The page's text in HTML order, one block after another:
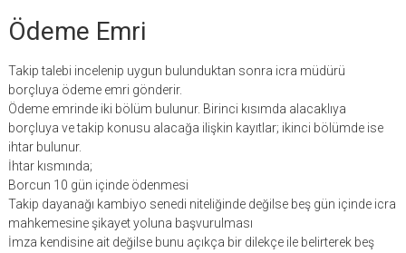
Ödeme Emri
Takip talebi incelenip uygun bulunduktan sonra icra müdürü
borçluya ödeme emri gönderir.
Ödeme emrinde iki bölüm bulunur. Birinci kısımda alacaklıya
borçluya ve takip konusu alacağa ilişkin kayıtlar; ikinci bölümde ise
ihtar bulunur.
İhtar kısmında;
Borcun 10 gün içinde ödenmesi
Takip dayanağı kambiyo senedi niteliğinde değilse beş gün içinde icra
mahkemesine şikayet yoluna başvurulması
İmza kendisine ait değilse bunu açıkça bir dilekçe ile belirterek beş